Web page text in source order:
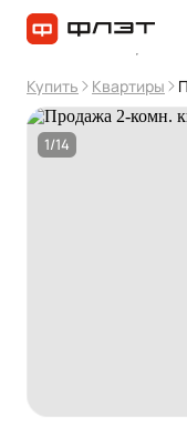
Купить Квартиры
1/14